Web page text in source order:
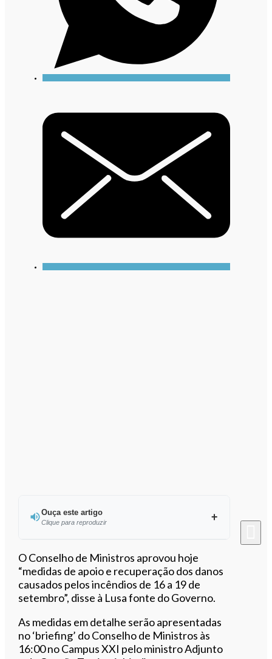
Ouça este artigo
Clique para reproduzir
Ouvir este artigo
O Conselho de Ministros aprovou hoje
“medidas de apoio e recuperação dos danos
causados pelos incêndios de 16 a 19 de
setembro”, disse à Lusa fonte do Governo.
As medidas em detalhe serão apresentadas
no ‘briefing’ do Conselho de Ministros às
16:00 no Campus XXI pelo ministro Adjunto